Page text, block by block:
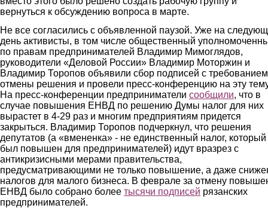
вернуться к обсуждению вопроса в марте.
Не все согласились с объявленной паузой. Уже на
день активисты, в том числе общественный
по правам предпринимателей Владимир Мимоглядов,
руководители «Деловой России» Владимир Моторжин и
Владимир Торопов объявили сбор подписей с требованием
отмены решения и провели пресс-конференцию на эту
На пресс-конференции предприниматели сообщили, что в
случае повышения ЕНВД по решению Думы налог для них
вырастет в 4-29 раз и многим предприятиям придется
закрыться. Владимир Торопов подчеркнул, что решения
депутатов (а «вмененка» - не единственный налог, который
был повышен для предпринимателей) идут вразрез с
антикризисными мерами правительства,
предусматривающими не только повышение, а даже
налогов для малого бизнеса. В феврале за отмену
ЕНВД было собрано более тысячи подписей рязанских
предпринимателей.